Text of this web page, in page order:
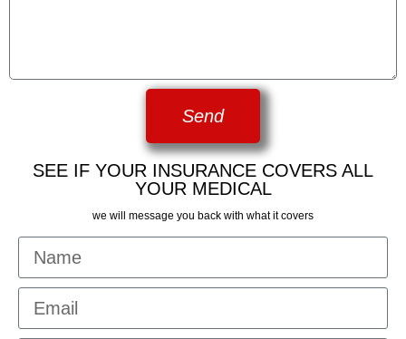
Send
SEE IF YOUR INSURANCE COVERS ALL
YOUR MEDICAL
we will message you back with what it covers